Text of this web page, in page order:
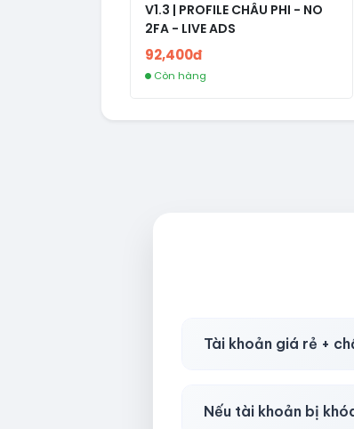
V1.3 | PROFILE CHÂU PHI - NO
2FA - LIVE ADS
92,400đ
Còn hàng
Tài khoản giá rẻ +
Nếu tài khoản bị